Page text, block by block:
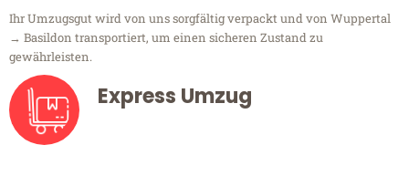
Ihr Umzugsgut wird von uns sorgfältig verpackt und von Wuppertal
→ Basildon transportiert, um einen sicheren Zustand zu
gewährleisten.
Express Umzug